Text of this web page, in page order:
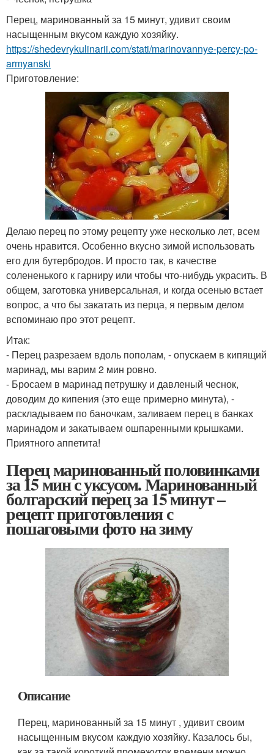
Перец, маринованный за 15 минут, удивит своим
насыщенным вкусом каждую хозяйку.
https://shedevrykulinarii.com/stati/marinovannye-percy-po-
armyanski
Приготовление:
Делаю перец по этому рецепту уже несколько лет, всем
очень нравится. Особенно вкусно зимой использовать
его для бутербродов. И просто так, в качестве
солененького к гарниру или чтобы что-нибудь украсить. В
общем, заготовка универсальная, и когда осенью встает
вопрос, а что бы закатать из перца, я первым делом
вспоминаю про этот рецепт.
Итак:
- Перец разрезаем вдоль пополам, - опускаем в кипящий
маринад, мы варим 2 мин ровно.
- Бросаем в маринад петрушку и давленый чеснок,
доводим до кипения (это еще примерно минута), -
раскладываем по баночкам, заливаем перец в банках
маринадом и закатываем ошпаренными крышками.
Приятного аппетита!
Перец маринованный половинками
за 15 мин с уксусом. Маринованный
болгарский перец за 15 минут –
рецепт приготовления с
пошаговыми фото на зиму
Описание
Перец, маринованный за 15 минут , удивит своим
насыщенным вкусом каждую хозяйку. Казалось бы,